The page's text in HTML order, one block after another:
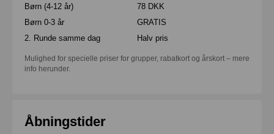
Børn (4-12 år)
78 DKK
Børn 0-3 år
GRATIS
2. Runde samme dag
Halv pris
Mulighed for specielle priser for grupper, rabatkort og årskort – mere
info herunder.
Åbningstider